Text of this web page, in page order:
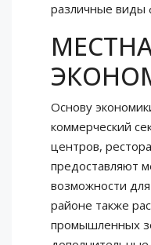
различные виды
Основу
коммерческий
центров,
предоставляют
возможности
районе также
промышленных